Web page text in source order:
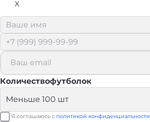
X
Количествофутболок
Я соглашаюсь с политикой конфиденциальности